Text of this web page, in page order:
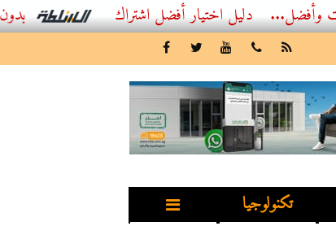
أفضل اشتراك IPTV بدون تقطيع 2026 – دليل المشاهد العصري
تكنولوجيا